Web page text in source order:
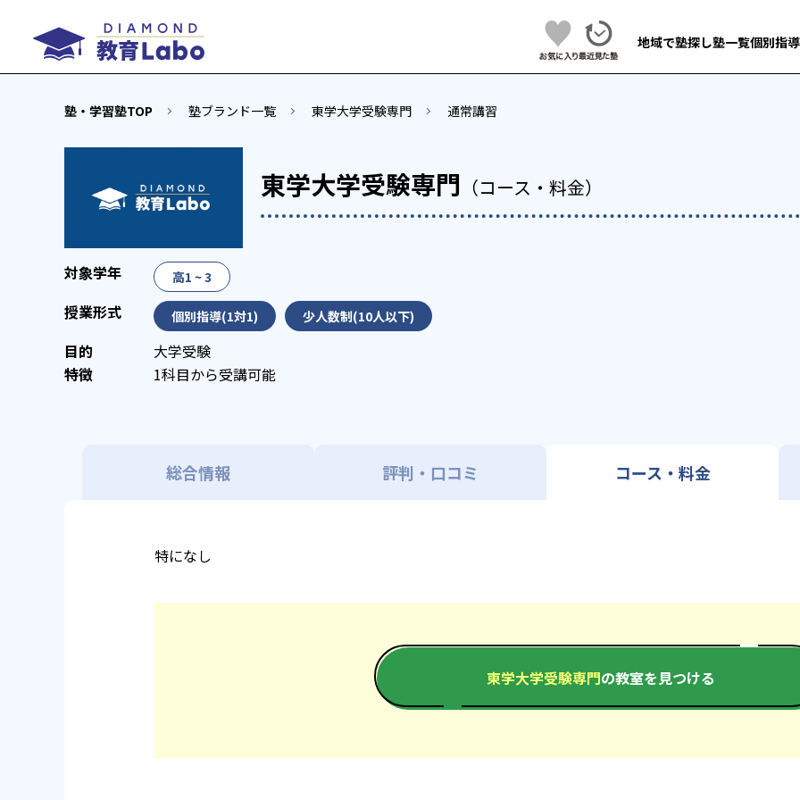
地域で塾探し塾一覧個別指
塾・学習塾TOP 塾ブランド一覧 東学大学受験専門 通常講習
東学大学受験専門 （コース・料金）
高1 ~ 3
個別指導(1対1) 少人数制(10人以下)
大学受験
1科目から受講可能
総合情報 評判・口コミ コース・料金
特になし
東学大学受験専門の教室を見つける